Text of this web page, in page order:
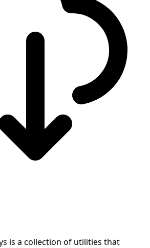
is a collection of utilities that